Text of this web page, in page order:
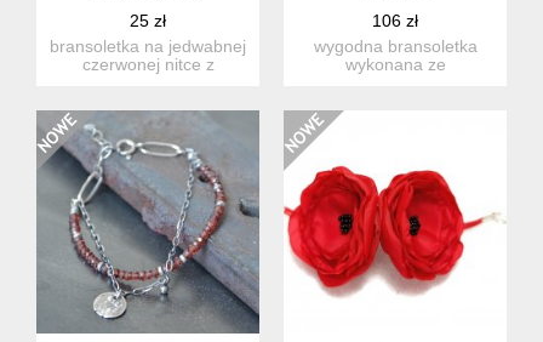
25 zł
bransoletka na jedwabnej
czerwonej nitce z
106 zł
wygodna bransoletka
wykonana ze